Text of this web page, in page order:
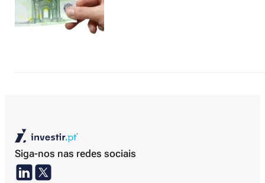
Siga-nos nas redes sociais